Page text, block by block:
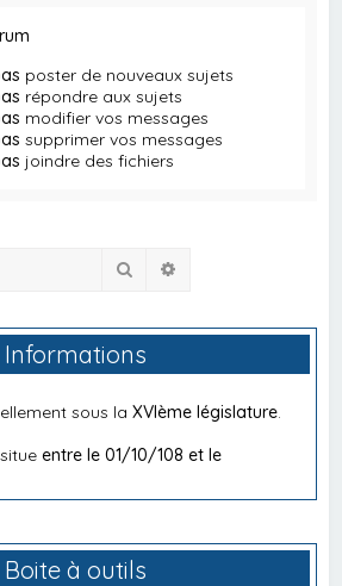
poster de nouveaux sujets
répondre aux sujets
modifier vos messages
supprimer vos messages
joindre des fichiers
Rechercher
Informations
sous laXVIème législature
situeentre le 01/10/108 et le
Boite à outils